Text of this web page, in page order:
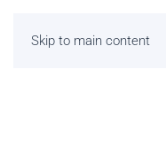
Skip to main content